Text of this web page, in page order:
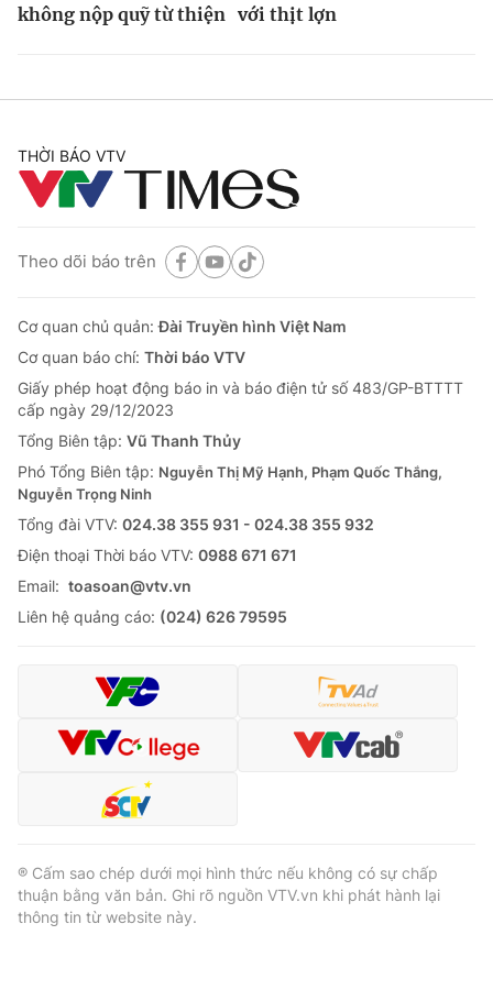
không nộp quỹ từ thiện với thịt lợn
THỜI BÁO VTV
Theo dõi báo trên
Cơ quan chủ quản:Đài Truyền hình Việt Nam
Cơ quan báo chí: Thời báo VTV
Giấy phép hoạt động báo in và báo điện tử số 483/GP-BTTTT
cấp ngày 29/12/2023
Tổng Biên tập: Vũ Thanh Thủy
Phó Tổng Biên tập: Nguyễn Thị Mỹ Hạnh, Phạm Quốc Thắng,
Nguyễn Trọng Ninh
Tổng đài VTV: 024.38 355 931 - 024.38 355 932
Ðiện thoại Thời báo VTV: 0988 671 671
Email: toasoan@vtv.vn
Liên hệ quảng cáo: (024) 626 79595
® Cấm sao chép dưới mọi hình thức nếu không có sự chấp
thuận bằng văn bản. Ghi rõ nguồn VTV.vn khi phát hành lại
thông tin từ website này.